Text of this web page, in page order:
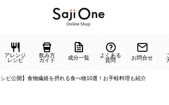
商品一覧 アレンジ 飲み方 成分一覧 よくある